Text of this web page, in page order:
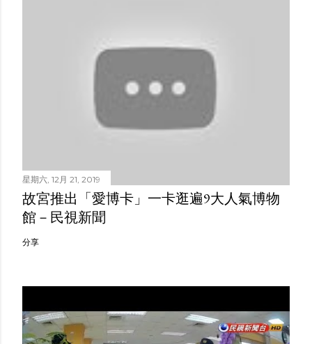
星期六, 12月 21, 2019
故宮推出「愛博卡」一卡逛遍9大人氣博物
館－民視新聞
分享